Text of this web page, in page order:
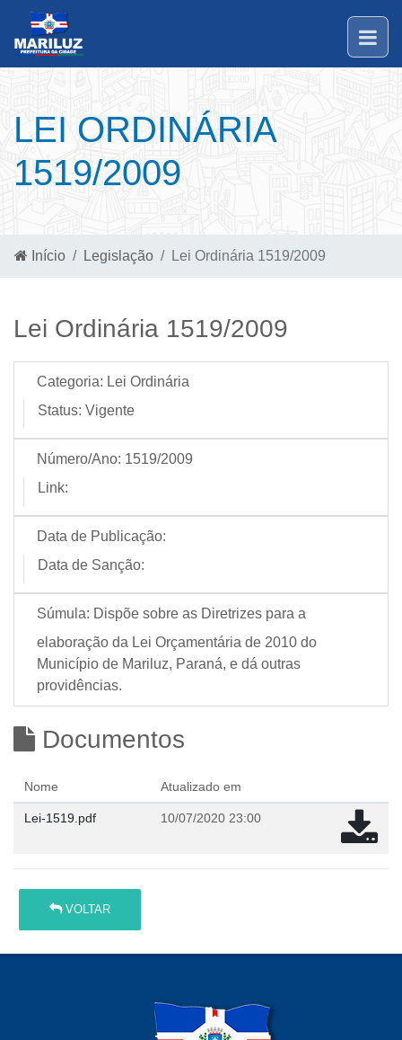
LEI ORDINÁRIA
1519/2009
Início Legislação Lei Ordinária 1519/2009
Lei Ordinária 1519/2009
Categoria: Lei Ordinária
Status: Vigente
Número/Ano: 1519/2009
Link:
Data de Publicação:
Data de Sanção:
Súmula: Dispõe sobre as Diretrizes para a
elaboração da Lei Orçamentária de 2010 do
Município de Mariluz, Paraná, e dá outras
providências.
Documentos
Nome Atualizado em
Lei-1519.pdf 10/07/2020 23:00
VOLTAR